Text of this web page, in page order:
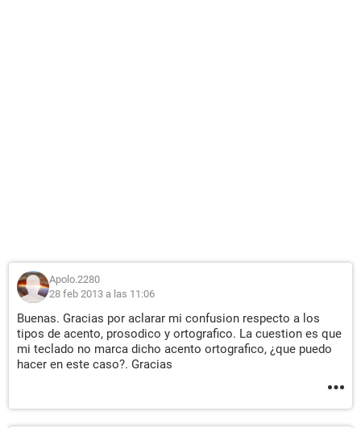
Apolo.2280
28 feb 2013 a las 11:06
Buenas. Gracias por aclarar mi confusion respecto a los
tipos de acento, prosodico y ortografico. La cuestion es que
mi teclado no marca dicho acento ortografico, ¿que puedo
hacer en este caso?. Gracias